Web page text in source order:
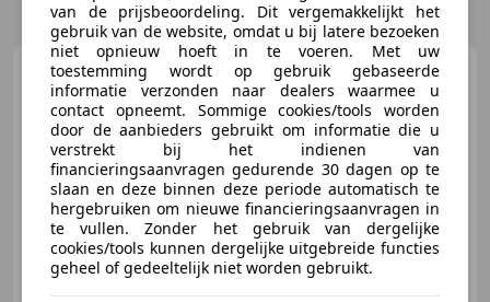
Bentley ContinentalS2
by H.J. Mulliner
€ 149.950
03/1962 157.022 km Benzine 128 kW (174 PK)
van de prijsbeoordeling. Dit vergemakkelijkt het
gebruik van de website, omdat u bij latere bezoeken
niet opnieuw hoeft in te voeren. Met uw
toestemming wordt op gebruik gebaseerde
informatie verzonden naar dealers waarmee u
contact opneemt. Sommige cookies/tools worden
door de aanbieders gebruikt om informatie die u
verstrekt bij het indienen van
financieringsaanvragen gedurende 30 dagen op te
slaan en deze binnen deze periode automatisch te
hergebruiken om nieuwe financieringsaanvragen in
te vullen. Zonder het gebruik van dergelijke
cookies/tools kunnen dergelijke uitgebreide functies
geheel of gedeeltelijk niet worden gebruikt.